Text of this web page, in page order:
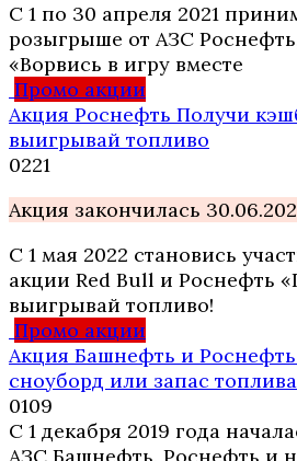
С 1 по 30 апреля 2021
розыгрыше от АЗС
«Ворвись в игру вместе
Промо акции
Акция Роснефть Получи
выигрывай топливо
0221
Акция закончилась
С 1 мая 2022 становись
акции Red Bull и Роснефть
выигрывай топливо!
Промо акции
Акция Башнефть и
сноуборд или запас топлива
0109
С 1 декабря 2019 года